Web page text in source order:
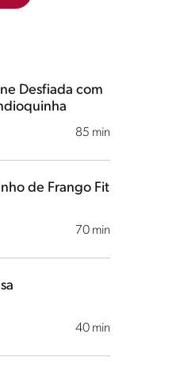
85 min
Desfiada com
70 min
de Frango Fit
40 min